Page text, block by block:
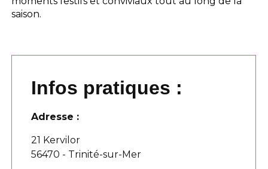
saison.
Infos pratiques :
Adresse :
21 Kervilor
56470 - Trinité-sur-Mer